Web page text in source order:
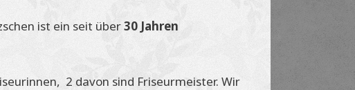
ist ein seit über30 Jahren
 2 davon sind Friseurmeister. Wir